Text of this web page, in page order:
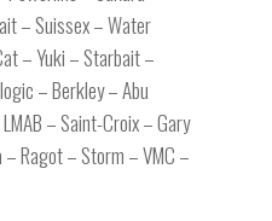
– Suissex – Water
– Yuki – Starbait –
– Berkley – Abu
– Saint-Croix – Gary
Ragot – Storm – VMC –